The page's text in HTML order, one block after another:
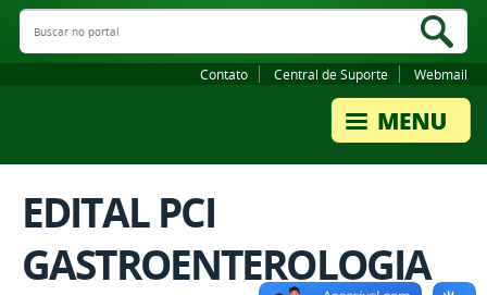
Buscar no portal
Contato Central de Suporte Webmail
EDITAL PCI
GASTROENTEROLOGIA